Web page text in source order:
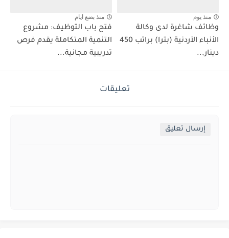
منذ يوم
وظائف شاغرة لدى وكالة
الأنباء الأردنية (بترا) براتب 450
دينار...
منذ بضع ايام
فتح باب التوظيف: مشروع
التنمية المتكاملة يقدم فرص
تدريبية مجانية...
تعليقات
إرسال تعليق